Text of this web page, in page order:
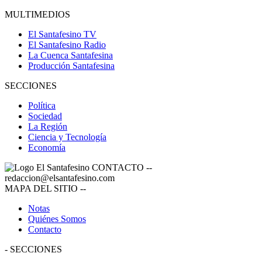
MULTIMEDIOS
El Santafesino TV
El Santafesino Radio
La Cuenca Santafesina
Producción Santafesina
SECCIONES
Política
Sociedad
La Región
Ciencia y Tecnología
Economía
CONTACTO --
redaccion@elsantafesino.com
MAPA DEL SITIO --
Notas
Quiénes Somos
Contacto
- SECCIONES